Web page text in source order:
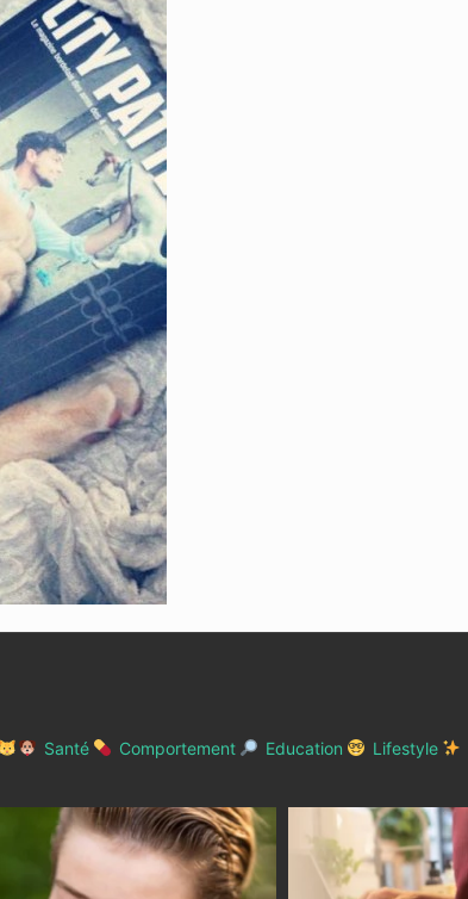
Santé Comportement Education Lifestyle